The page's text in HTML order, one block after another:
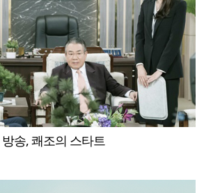
송, 쾌조의 스타트